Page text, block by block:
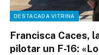
DESTACADA VITRINA
Francisca Caces,
pilotar un F-16: